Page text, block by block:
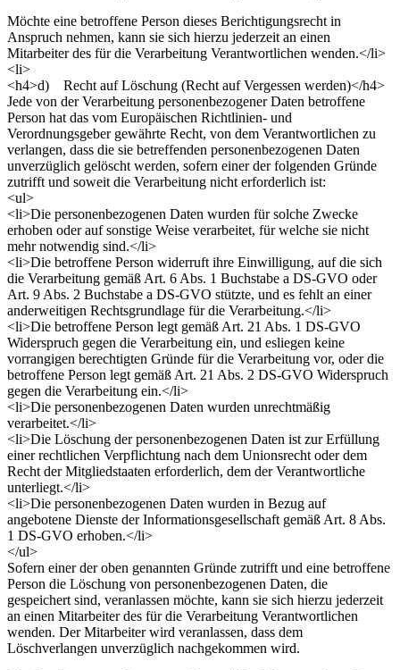
Möchte eine betroffene Person dieses Berichtigungsrecht in
Anspruch nehmen, kann sie sich hierzu jederzeit an einen
Mitarbeiter des für die Verarbeitung Verantwortlichen wenden.</li>
<li>
<h4>d) Recht auf Löschung (Recht auf Vergessen werden)</h4>
Jede von der Verarbeitung personenbezogener Daten betroffene
Person hat das vom Europäischen Richtlinien- und
Verordnungsgeber gewährte Recht, von dem Verantwortlichen zu
verlangen, dass die sie betreffenden personenbezogenen Daten
unverzüglich gelöscht werden, sofern einer der folgenden Gründe
zutrifft und soweit die Verarbeitung nicht erforderlich ist:
<ul>
<li>Die personenbezogenen Daten wurden für solche Zwecke
erhoben oder auf sonstige Weise verarbeitet, für welche sie nicht
mehr notwendig sind.</li>
<li>Die betroffene Person widerruft ihre Einwilligung, auf die sich
die Verarbeitung gemäß Art. 6 Abs. 1 Buchstabe a DS-GVO oder
Art. 9 Abs. 2 Buchstabe a DS-GVO stützte, und es fehlt an einer
anderweitigen Rechtsgrundlage für die Verarbeitung.</li>
<li>Die betroffene Person legt gemäß Art. 21 Abs. 1 DS-GVO
Widerspruch gegen die Verarbeitung ein, und esliegen keine
vorrangigen berechtigten Gründe für die Verarbeitung vor, oder die
betroffene Person legt gemäß Art. 21 Abs. 2 DS-GVO Widerspruch
gegen die Verarbeitung ein.</li>
<li>Die personenbezogenen Daten wurden unrechtmäßig
verarbeitet.</li>
<li>Die Löschung der personenbezogenen Daten ist zur Erfüllung
einer rechtlichen Verpflichtung nach dem Unionsrecht oder dem
Recht der Mitgliedstaaten erforderlich, dem der Verantwortliche
unterliegt.</li>
<li>Die personenbezogenen Daten wurden in Bezug auf
angebotene Dienste der Informationsgesellschaft gemäß Art. 8 Abs.
1 DS-GVO erhoben.</li>
</ul>
Sofern einer der oben genannten Gründe zutrifft und eine betroffene
Person die Löschung von personenbezogenen Daten, die
gespeichert sind, veranlassen möchte, kann sie sich hierzu jederzeit
an einen Mitarbeiter des für die Verarbeitung Verantwortlichen
wenden. Der Mitarbeiter wird veranlassen, dass dem
Löschverlangen unverzüglich nachgekommen wird.